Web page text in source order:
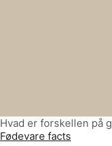
Hvad er forskellen på
Fødevare facts